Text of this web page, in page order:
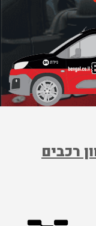
ההזמנה מתבצעת
זקוק להם בעת פנצ'ר,
בגלגל.
פנצ'ר הוא מצב שכמעט
ברחבי הארץ, או
הנלוות משמשים כחבל
למכה והצטיידו בהתאם!
רכבים